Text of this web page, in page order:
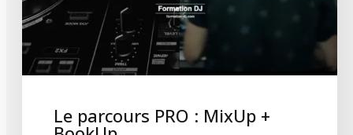
Le parcours PRO : MixUp +